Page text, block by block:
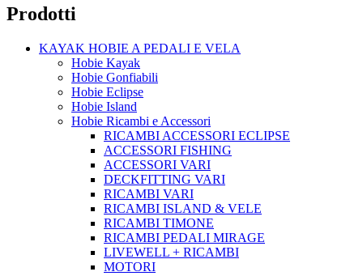
Prodotti
KAYAK HOBIE A PEDALI E VELA
Hobie Kayak
Hobie Gonfiabili
Hobie Eclipse
Hobie Island
Hobie Ricambi e Accessori
RICAMBI ACCESSORI ECLIPSE
ACCESSORI FISHING
ACCESSORI VARI
DECKFITTING VARI
RICAMBI VARI
RICAMBI ISLAND & VELE
RICAMBI TIMONE
RICAMBI PEDALI MIRAGE
LIVEWELL + RICAMBI
MOTORI